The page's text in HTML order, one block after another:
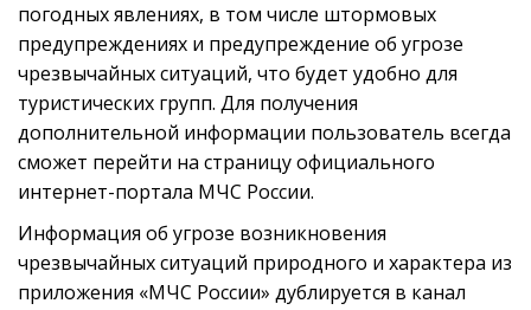
погодных явлениях, в том числе штормовых
предупреждениях и предупреждение об угрозе
чрезвычайных ситуаций, что будет удобно для
туристических групп. Для получения
дополнительной информации пользователь всегда
сможет перейти на страницу официального
интернет-портала МЧС России.
Информация об угрозе возникновения
чрезвычайных ситуаций природного и характера из
приложения «МЧС России» дублируется в канал